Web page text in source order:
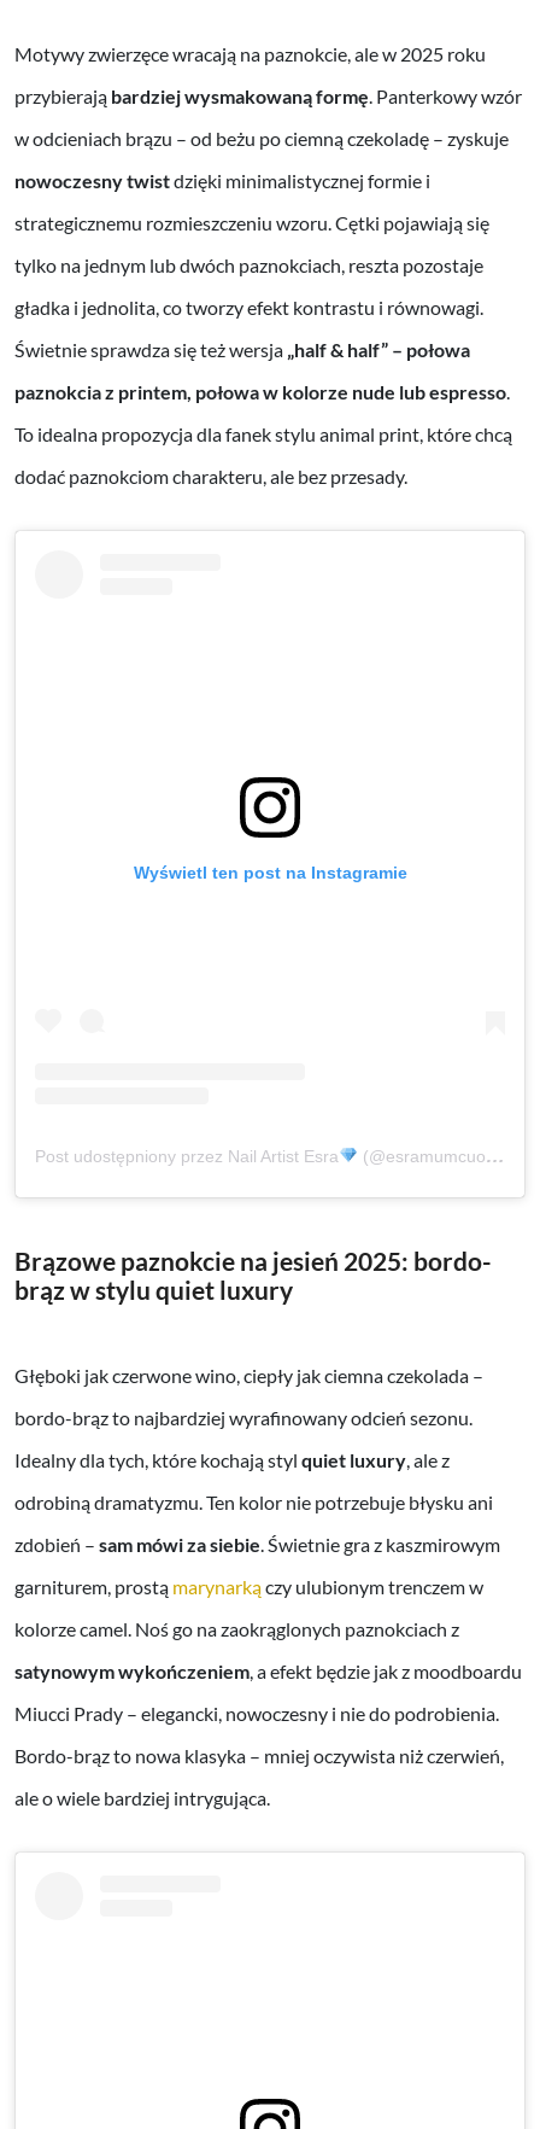
Motywy zwierzęce wracają na paznokcie, ale w 2025 roku
przybierają bardziej wysmakowaną formę . Panterkowy wzór
w odcieniach brązu – od beżu po ciemną czekoladę – zyskuje
nowoczesny twistdzięki minimalistycznej formie i
strategicznemu rozmieszczeniu wzoru. Cętki pojawiają się
tylko na jednym lub dwóch paznokciach, reszta pozostaje
gładka i jednolita, co tworzy efekt kontrastu i równowagi.
Świetnie sprawdza się też wersja „half & half” – połowa
paznokcia z printem, połowa w kolorze nude lub espresso
To idealna propozycja dla fanek stylu animal print, które chcą
dodać paznokciom charakteru, ale bez przesady.
Wyświetl ten post na Instagramie
Post udostępniony przez Nail Artist Esra (@esramumcuoglu_nailstudio)
Brązowe paznokcie na jesień 2025: bordo-
brąz w stylu quiet luxury
Głęboki jak czerwone wino, ciepły jak ciemna czekolada –
bordo-brąz to najbardziej wyrafinowany odcień sezonu.
Idealny dla tych, które kochają styl quiet luxury , ale z
odrobiną dramatyzmu. Ten kolor nie potrzebuje błysku ani
zdobień – sam mówi za siebie . Świetnie gra z kaszmirowym
garniturem, prostą marynarkączy ulubionym trenczem w
kolorze camel. Noś go na zaokrąglonych paznokciach z
satynowym wykończeniem , a efekt będzie jak z moodboardu
Miucci Prady – elegancki, nowoczesny i nie do podrobienia.
Bordo-brąz to nowa klasyka – mniej oczywista niż czerwień,
ale o wiele bardziej intrygująca.